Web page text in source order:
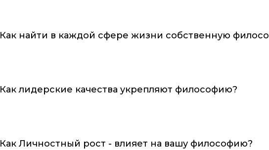
Как найти в каждой сфере жизни собственную
Как лидерские качества укрепляют философию?
Как Личностный рост - влияет на вашу философию?